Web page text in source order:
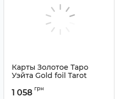
Карты Золотое Таро
Уэйта Gold foil Tarot
Артикул:
1 058 грн